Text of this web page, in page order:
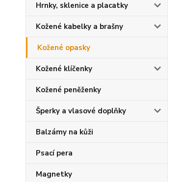
Hrnky, sklenice a placatky
Kožené kabelky a brašny
Kožené opasky
Kožené klíčenky
Kožené peněženky
Šperky a vlasové doplňky
Balzámy na kůži
Psací pera
Magnetky